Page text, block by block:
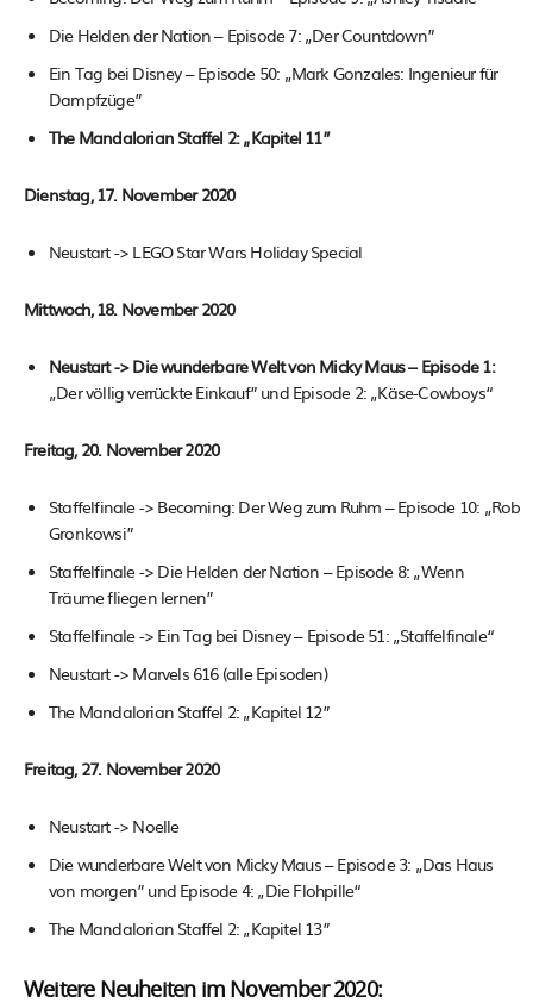
Die Helden der Nation – Episode 7: „Der Countdown”
Ein Tag bei Disney – Episode 50: „Mark Gonzales: Ingenieur für
Dampfzüge”
The Mandalorian Staffel 2: „Kapitel 11”
Dienstag, 17. November 2020
Neustart -> LEGO Star Wars Holiday Special
Mittwoch, 18. November 2020
Neustart -> Die wunderbare Welt von Micky Maus – Episode 1:
„Der völlig verrückte Einkauf” und Episode 2: „Käse-Cowboys“
Freitag, 20. November 2020
Staffelfinale -> Becoming: Der Weg zum Ruhm – Episode 10: „Rob
Gronkowsi”
Staffelfinale -> Die Helden der Nation – Episode 8: „Wenn
Träume fliegen lernen”
Staffelfinale -> Ein Tag bei Disney – Episode 51: „Staffelfinale“
Neustart -> Marvels 616 (alle Episoden)
The Mandalorian Staffel 2: „Kapitel 12”
Freitag, 27. November 2020
Neustart -> Noelle
Die wunderbare Welt von Micky Maus – Episode 3: „Das Haus
von morgen” und Episode 4: „Die Flohpille“
The Mandalorian Staffel 2: „Kapitel 13”
Weitere Neuheiten im November 2020: